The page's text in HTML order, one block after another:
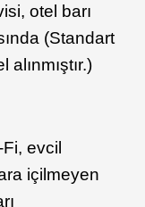
otel barı
(Standart
evcil
içilmeyen